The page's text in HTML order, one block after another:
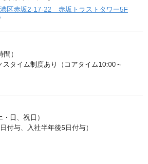
区赤坂2-17-22 赤坂トラストタワー5F
）
タイム制度あり（コアタイム10:00～
日、祝日）
付与、入社半年後5日付与）